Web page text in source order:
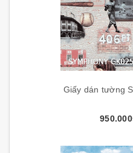
Giấy dán tường